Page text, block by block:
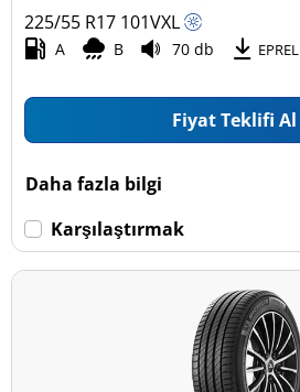
225/55 R17 101VXL
A B 70 db EPREL
Fiyat Teklifi Al
Daha fazla bilgi
Karşılaştırmak